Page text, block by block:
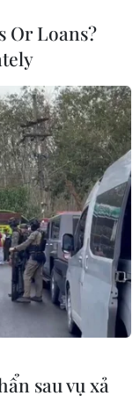
kỳ ai. 26,5%
hiện bị tổn
bắt nạt,
thống dựa trên
do
các trò chơi
phim hoạt
phát triển
qua các ứng
máy tính cá
Or Loans?
sau vụ xả